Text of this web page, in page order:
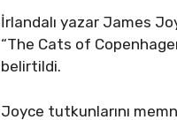
İrlandalı yazar James
“The Cats of
belirtildi.
Joyce tutkunlarını